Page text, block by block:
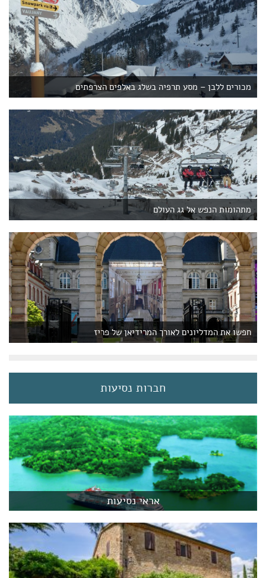
מכורים ללבן – מסע תרפיה בשלג באלפים הצרפתים
מתהומות הנפש אל גג העולם
חפשו את המדליונים לאורך המרידיאן של פריז
חברות נסיעות
אראי נסיעות